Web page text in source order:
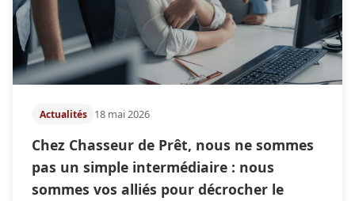
Actualités 18 mai 2026
Chez Chasseur de Prêt, nous ne sommes
pas un simple intermédiaire : nous
sommes vos alliés pour décrocher le